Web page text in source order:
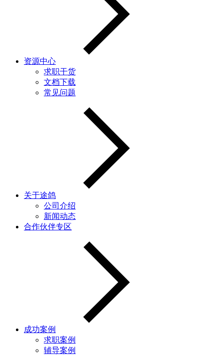
资源中心
求职干货
文档下载
常见问题
关于途鸽
公司介绍
新闻动态
合作伙伴专区
成功案例
求职案例
辅导案例